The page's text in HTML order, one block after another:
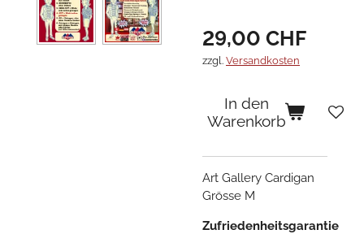
29,00 CHF
zzgl. Versandkosten
In den
Warenkorb
Art Gallery Cardigan
Grösse M
Zufriedenheitsgarantie